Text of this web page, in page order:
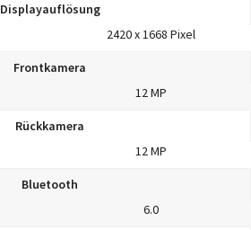
Displayauflösung
2420 x 1668 Pixel
Frontkamera
12 MP
Rückkamera
12 MP
Bluetooth
6.0